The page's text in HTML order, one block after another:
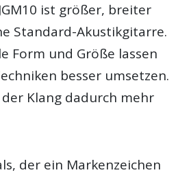
ist größer, breiter
Standard-Akustikgitarre.
Form und Größe lassen
besser umsetzen.
Klang dadurch mehr
der ein Markenzeichen